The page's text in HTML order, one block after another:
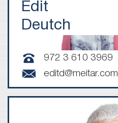
Edit
Deutch
972 3 610 3969
editd@meitar.com